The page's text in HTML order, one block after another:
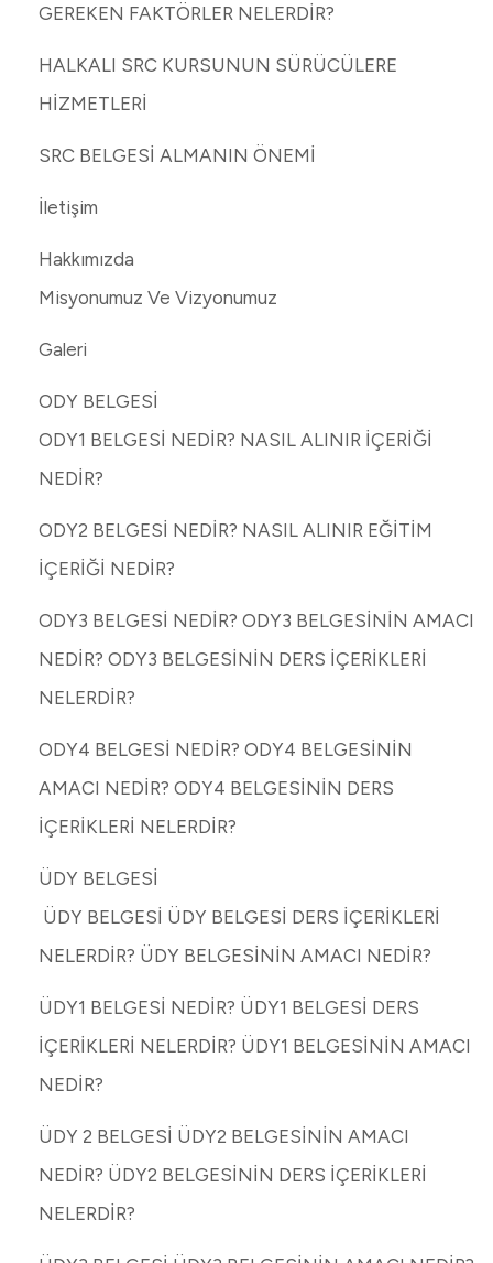
GEREKEN FAKTÖRLER NELERDİR?
HALKALI SRC KURSUNUN SÜRÜCÜLERE
HİZMETLERİ
SRC BELGESİ ALMANIN ÖNEMİ
İletişim
Hakkımızda
Misyonumuz Ve Vizyonumuz
Galeri
ODY BELGESİ
ODY1 BELGESİ NEDİR? NASIL ALINIR İÇERİĞİ
NEDİR?
ODY2 BELGESİ NEDİR? NASIL ALINIR EĞİTİM
İÇERİĞİ NEDİR?
ODY3 BELGESİ NEDİR? ODY3 BELGESİNİN AMACI
NEDİR? ODY3 BELGESİNİN DERS İÇERİKLERİ
NELERDİR?
ODY4 BELGESİ NEDİR? ODY4 BELGESİNİN
AMACI NEDİR? ODY4 BELGESİNİN DERS
İÇERİKLERİ NELERDİR?
ÜDY BELGESİ
ÜDY BELGESİ ÜDY BELGESİ DERS İÇERİKLERİ
NELERDİR? ÜDY BELGESİNİN AMACI NEDİR?
ÜDY1 BELGESİ NEDİR? ÜDY1 BELGESİ DERS
İÇERİKLERİ NELERDİR? ÜDY1 BELGESİNİN AMACI
NEDİR?
ÜDY 2 BELGESİ ÜDY2 BELGESİNİN AMACI
NEDİR? ÜDY2 BELGESİNİN DERS İÇERİKLERİ
NELERDİR?